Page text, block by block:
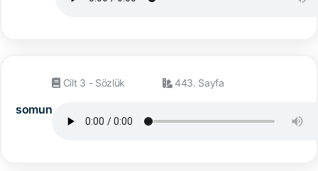
somun
Cilt 3 - Sözlük 443. Sayfa